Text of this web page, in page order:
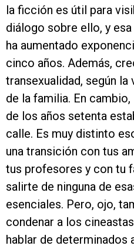
la ficción es útil para
diálogo sobre ello, y
ha aumentado
cinco años. Además,
transexualidad, según
de la familia. En
de los años setenta
calle. Es muy distinto
una transición con tus
tus profesores y con tu
salirte de ninguna de
esenciales. Pero, ojo,
condenar a los
hablar de determinados